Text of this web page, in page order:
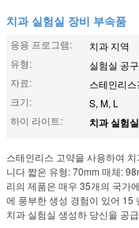
치과 실험실 장비 부속품
응용 프로그램:
치과 지역
유형:
실험실 공구
자료:
스테인리스
크기:
S, M, L
하이 라이트:
치과 실험
스테인리스 고약을 사용하여
니다 짧은 유형: 70mm 매체:
리의 제품은 매우 35개의 국가
에 풍부한 생성 경험이 있어 15
치과 실험실 생성하 당신을 공